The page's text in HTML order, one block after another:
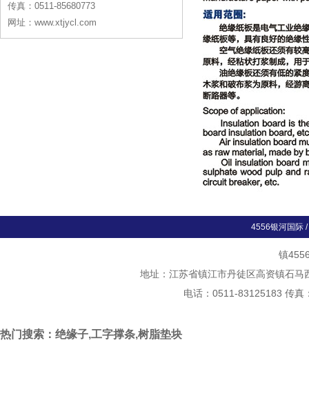
传真：0511-85680773
网址：www.xtjycl.com
4556银河国际/
镇
地址：江苏省镇江市丹徒区高资镇石
电话：0511-83125183 传真
热门搜索：绝缘子,工字撑条,树脂垫块